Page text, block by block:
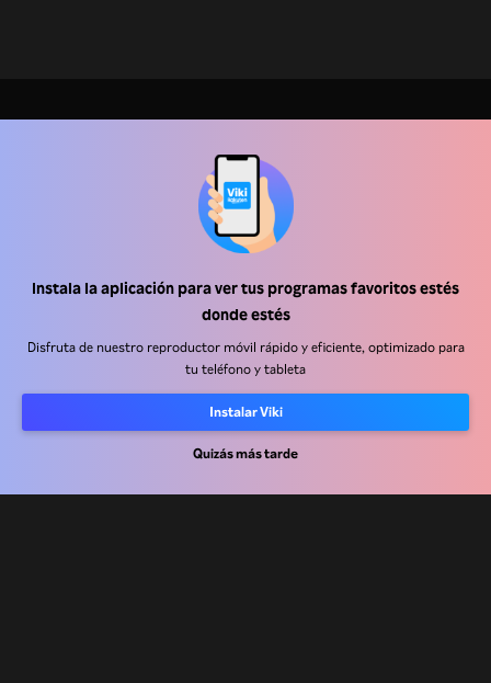
Instala la aplicación para ver tus programas favoritos estés
donde estés
Disfruta de nuestro reproductor móvil rápido y eficiente, optimizado para
tu teléfono y tableta
Instalar Viki
Quizás más tarde
Centro de ayuda